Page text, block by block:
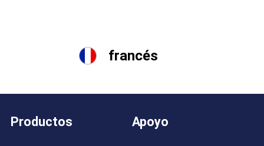
francés
Productos Apoyo